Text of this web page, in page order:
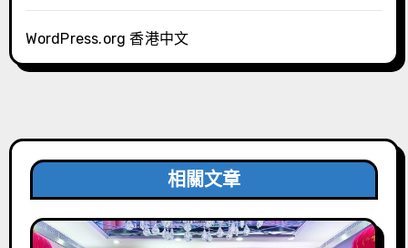
WordPress.org 香港中文
相關文章